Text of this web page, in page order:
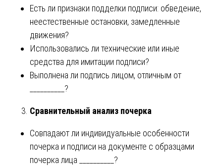
Есть ли признаки подделки подписи: обведение,
неестественные остановки, замедленные
движения?
Использовались ли технические или иные
средства для имитации подписи?
Выполнена ли подпись лицом, отличным от
__________?
Сравнительный анализ почерка
Совпадают ли индивидуальные особенности
почерка и подписи на документе с образцами
почерка лица __________?